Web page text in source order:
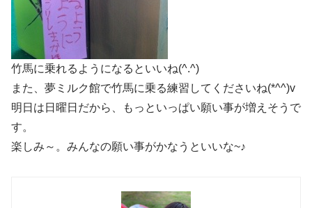
竹馬に乗れるようになるといいね(^.^)
また、夢ミルク館で竹馬に乗る練習してくださいね(*^^)v
明日は日曜日だから、もっといっぱい願い事が増えそうで
す。
楽しみ～。みんなの願い事がかなうといいな~♪